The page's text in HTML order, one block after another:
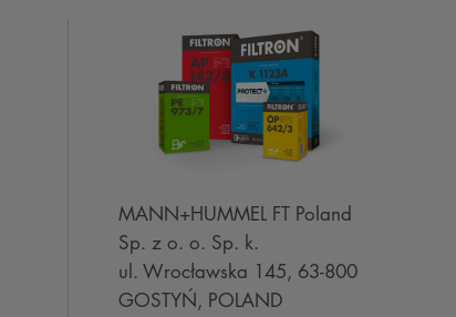
MANN+HUMMEL FT Poland
Sp. z o. o. Sp. k.
ul. Wrocławska 145, 63-800
GOSTYŃ, POLAND